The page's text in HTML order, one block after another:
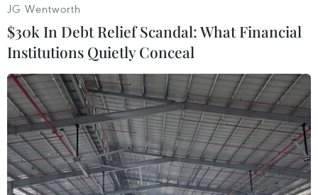
JG Wentworth
$30k In Debt Relief Scandal: What Financial
Institutions Quietly Conceal